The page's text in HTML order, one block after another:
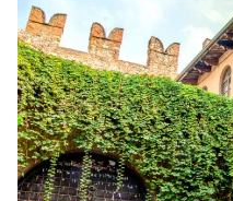
No existe nada más
Julieta. Comparte un beso
Italia para un momento